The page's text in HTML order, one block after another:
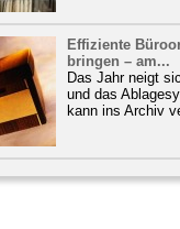
Effiziente
bringen – am...
Das Jahr neigt
und das
kann ins Archiv